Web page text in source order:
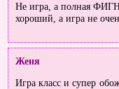
Не игра, а полная
хороший, а игра не
Женя
Игра класс и супер